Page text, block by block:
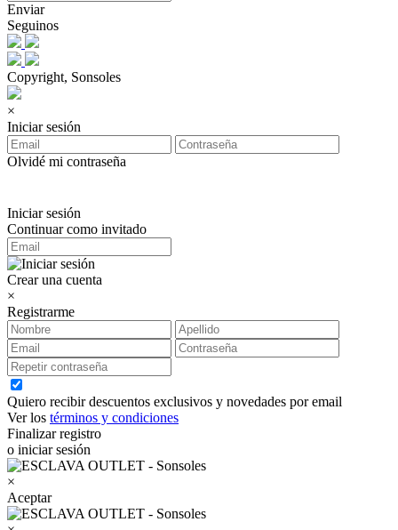
Enviar
Seguinos
Copyright, Sonsoles
×
Iniciar sesión
Olvidé mi contraseña
Iniciar sesión
Continuar como invitado
Crear una cuenta
×
Registrarme
Quiero recibir descuentos exclusivos y novedades por email
Ver los términos y condiciones
Finalizar registro
o iniciar sesión
×
Aceptar